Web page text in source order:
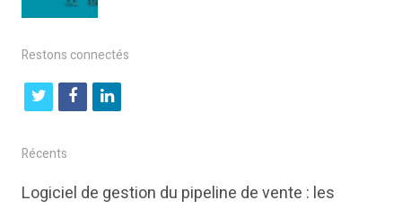
Restons connectés
t
i
t
f
l
Récents
Logiciel de gestion du pipeline de vente : les